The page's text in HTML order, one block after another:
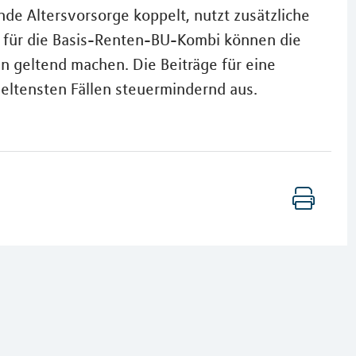
Altersvorsorge koppelt, nutzt zusätzliche
die Basis-Renten-BU-Kombi können die
geltend machen. Die Beiträge für eine
Fällen steuermindernd aus.